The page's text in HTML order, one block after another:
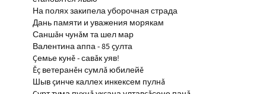
На полях закипела уборочная страда
Дань памяти и уважения морякам
Саншăн чунăм та шел мар
Валентина аппа - 85 çулта
Çемье кунĕ - савăк уяв!
Ĕç ветеранĕн сумлă юбилейĕ
Шыв çинче каллех инкексем пулнă